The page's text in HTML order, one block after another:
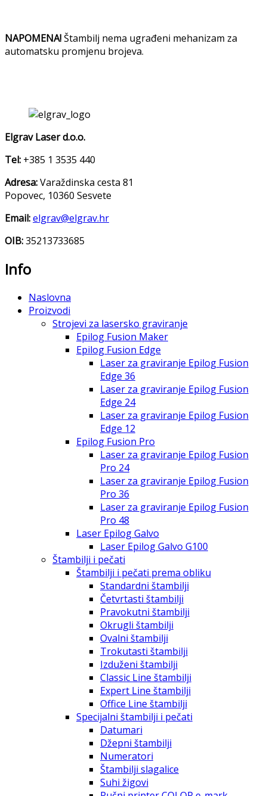
NAPOMENA!Štambilj nema ugrađeni mehanizam za
automatsku promjenu brojeva.
Elgrav Laser d.o.o.
Tel: +385 1 3535 440
Adresa:Varaždinska cesta 81
Popovec, 10360 Sesvete
Email:elgrav@elgrav.hr
OIB:35213733685
Info
Naslovna
Proizvodi
Strojevi za lasersko graviranje
Epilog Fusion Maker
Epilog Fusion Edge
Laser za graviranje Epilog Fusion
Edge 36
Laser za graviranje Epilog Fusion
Edge 24
Laser za graviranje Epilog Fusion
Edge 12
Epilog Fusion Pro
Laser za graviranje Epilog Fusion
Pro 24
Laser za graviranje Epilog Fusion
Pro 36
Laser za graviranje Epilog Fusion
Pro 48
Laser Epilog Galvo
Laser Epilog Galvo G100
Štambilji i pečati
Štambilji i pečati prema obliku
Standardni štambilji
Četvrtasti štambilji
Pravokutni štambilji
Okrugli štambilji
Ovalni štambilji
Trokutasti štambilji
Izduženi štambilji
Classic Line štambilji
Expert Line štambilji
Office Line štambilji
Specijalni štambilji i pečati
Datumari
Džepni štambilji
Numeratori
Štambilji slagalice
Suhi žigovi